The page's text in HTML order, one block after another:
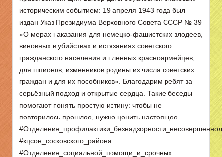
историческим событием: 19 апреля 1943 года был
издан Указ Президиума Верховного Совета СССР № 39
«О мерах наказания для немецко-фашистских злодеев,
виновных в убийствах и истязаниях советского
гражданского населения и пленных красноармейцев,
для шпионов, изменников родины из числа советских
граждан и для их пособников». Благодарим ребят за
серьёзный подход и открытые сердца. Такие беседы
помогают понять простую истину: чтобы не
повторилось прошлое, нужно ценить настоящее.
#кцсон_сосковского_района
#Отделение_социальной_помощи_и_срочных